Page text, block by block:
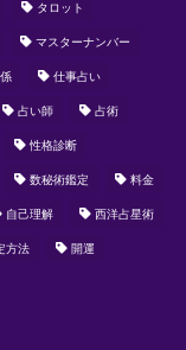
タロット
マスターナンバー
仕事占い
占い師 占術
性格診断
数秘術鑑定 料金
自己理解 西洋占星術
方法 開運